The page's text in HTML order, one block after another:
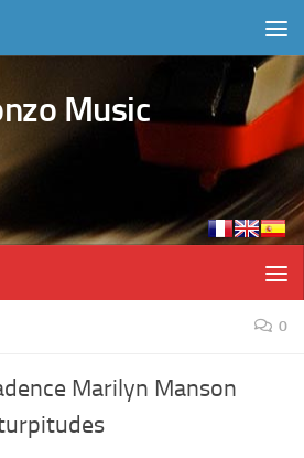
Music
0
Marilyn Manson